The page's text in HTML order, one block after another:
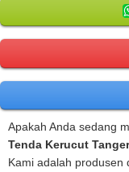
Apakah Anda sedang
Tenda Kerucut
Kami adalah produsen